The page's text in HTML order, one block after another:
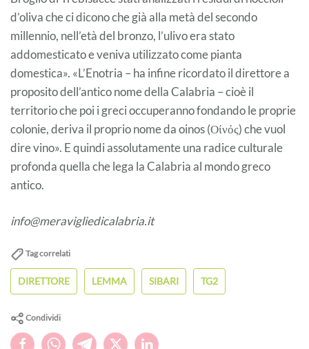
d’oliva che ci dicono che già alla metà del secondo
millennio, nell’età del bronzo, l’ulivo era stato
addomesticato e veniva utilizzato come pianta
domestica». «L’Enotria – ha infine ricordato il direttore a
proposito dell’antico nome della Calabria – cioè il
territorio che poi i greci occuperanno fondando le proprie
colonie, deriva il proprio nome da oinos (Οίνός) che vuol
dire vino». E quindi assolutamente una radice culturale
profonda quella che lega la Calabria al mondo greco
antico.
info@meravigliedicalabria.it
Tag correlati
DIRETTORE LEMMA SIBARI TG2
Condividi